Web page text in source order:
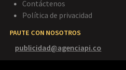
Contáctenos
Política de privacidad
PAUTE CON NOSOTROS
publicidad@agenciapi.co